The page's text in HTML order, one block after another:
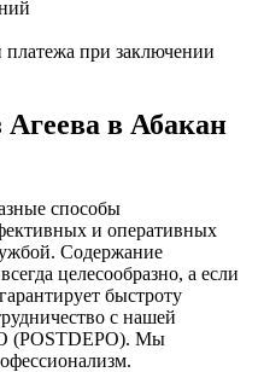
платежа при заключении
Агеева в Абакан
способы
и оперативных
Содержание
целесообразно, а если
быстроту
с нашей
(POSTDEPO). Мы